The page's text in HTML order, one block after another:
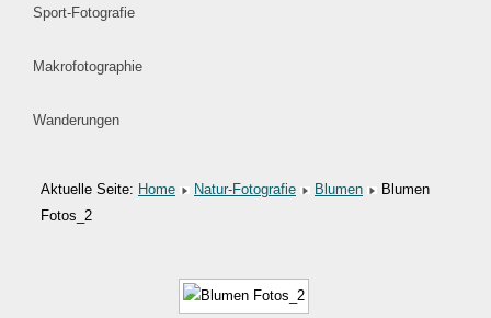
Sport-Fotografie
Makrofotographie
Wanderungen
Aktuelle Seite: Home Natur-Fotografie Blumen
Blumen
Fotos_2